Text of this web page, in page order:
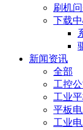
刷机
下载
新闻资讯
全部
工控
工业
平板
工业